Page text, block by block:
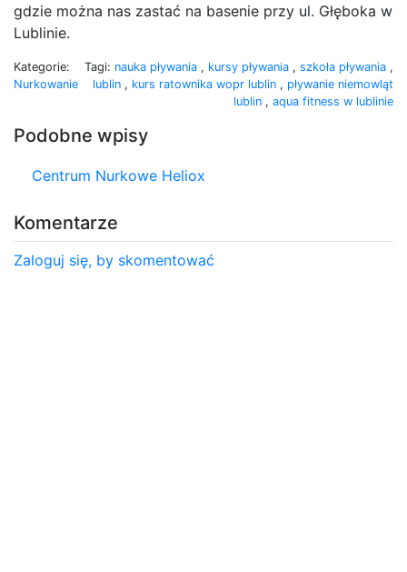
gdzie można nas zastać na basenie przy ul. Głęboka w
Lublinie.
Kategorie:
Nurkowanie
Tagi: nauka pływania , kursy pływania , szkoła pływania ,
lublin , kurs ratownika wopr lublin , pływanie niemowląt
lublin , aqua fitness w lublinie
Podobne wpisy
Centrum Nurkowe Heliox
Komentarze
Zaloguj się, by skomentować